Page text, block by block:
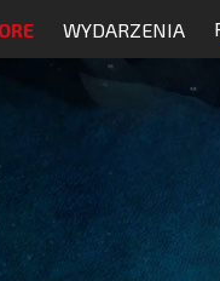
WYDARZENIA